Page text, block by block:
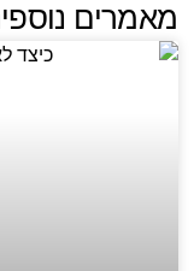
מאמרים